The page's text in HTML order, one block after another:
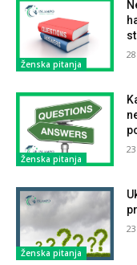
Ženska pitanja
Ženska pitanja
Ženska pitanja